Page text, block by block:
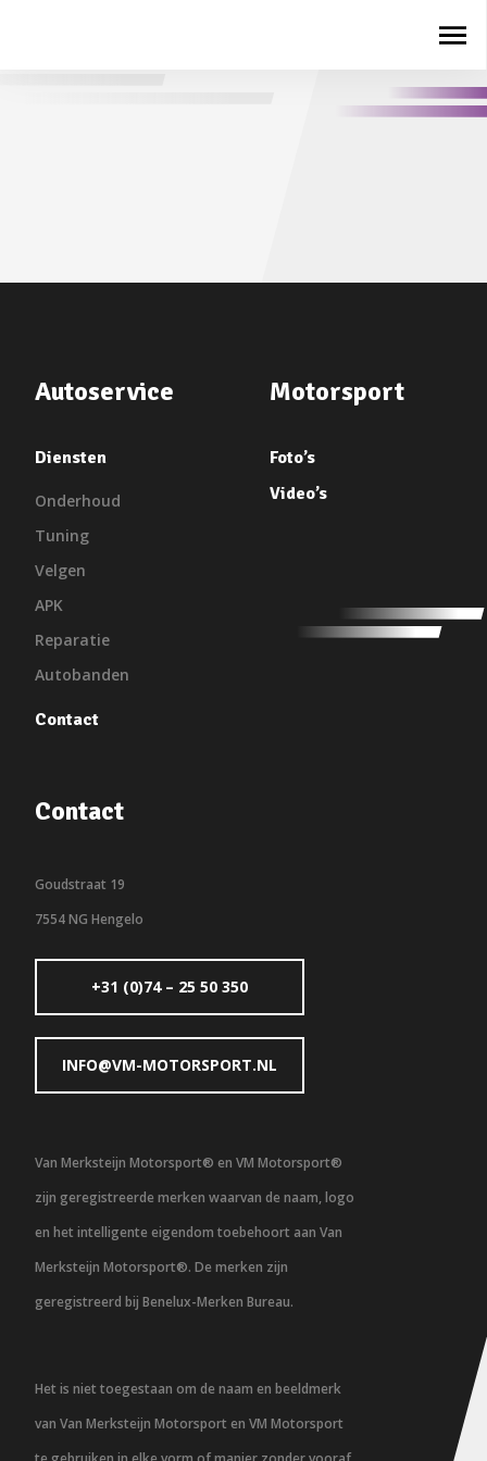
Autoservice
Diensten
Onderhoud
Tuning
Velgen
APK
Reparatie
Autobanden
Contact
Motorsport
Foto’s
Video’s
Contact
Goudstraat 19
7554 NG Hengelo
+31 (0)74 – 25 50 350
INFO@VM-MOTORSPORT.NL
Van Merksteijn Motorsport® en VM Motorsport®
zijn geregistreerde merken waarvan de naam, logo
en het intelligente eigendom toebehoort aan Van
Merksteijn Motorsport®. De merken zijn
geregistreerd bij Benelux-Merken Bureau.
Het is niet toegestaan om de naam en beeldmerk
van Van Merksteijn Motorsport en VM Motorsport